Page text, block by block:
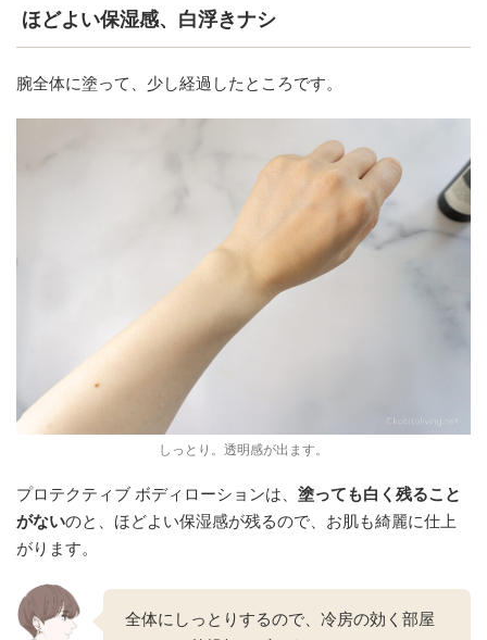
ほどよい保湿感、白浮きナシ
腕全体に塗って、少し経過したところです。
しっとり。透明感が出ます。
プロテクティブ ボディローションは、 塗っても白く残ること
がないのと、ほどよい保湿感が残るので、お肌も綺麗に仕上
がります。
全体にしっとりするので、冷房の効く部屋